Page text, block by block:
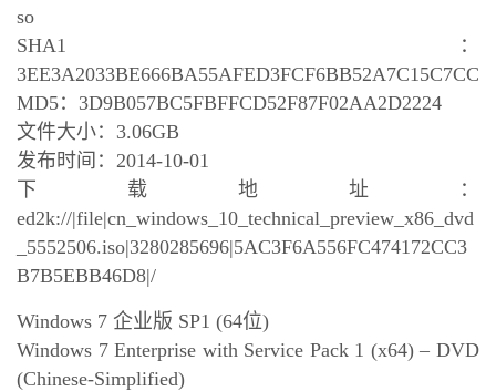
so
SHA1：
3EE3A2033BE666BA55AFED3FCF6BB52A7C15C7CC
MD5：3D9B057BC5FBFFCD52F87F02AA2D2224
文件大小：3.06GB
发布时间：2014-10-01
下载地址：
ed2k://|file|cn_windows_10_technical_preview_x86_dvd
_5552506.iso|3280285696|5AC3F6A556FC474172CC3
B7B5EBB46D8|/
Windows 7 企业版 SP1 (64位)
Windows 7 Enterprise with Service Pack 1 (x64) – DVD
(Chinese-Simplified)